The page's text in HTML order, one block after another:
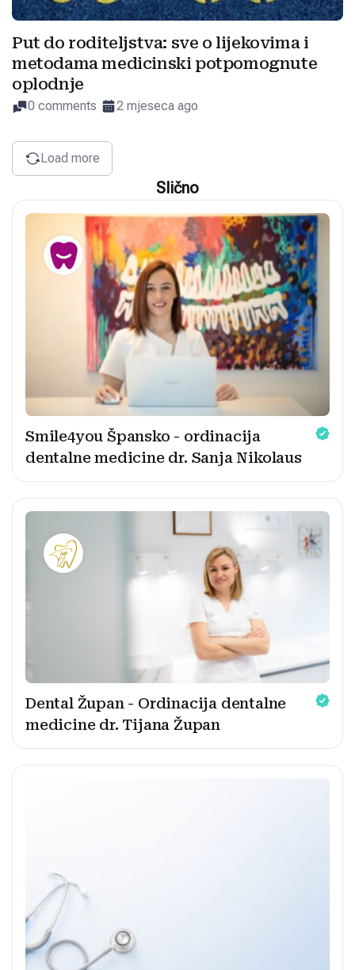
Put do roditeljstva: sve o lijekovima i
metodama medicinski potpomognute
oplodnje
0 comments 2 mjeseca ago
Load more
Slično
Smile4you Špansko - ordinacija
dentalne medicine dr. Sanja Nikolaus
Dental Župan - Ordinacija dentalne
medicine dr. Tijana Župan